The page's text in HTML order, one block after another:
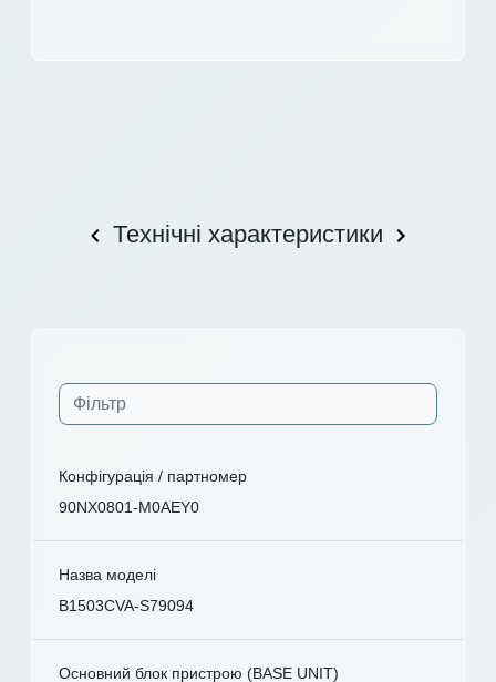
Технічні характеристики
Конфігурація / партномер
90NX0801-M0AEY0
Назва моделі
B1503CVA-S79094
Основний блок пристрою (BASE UNIT)